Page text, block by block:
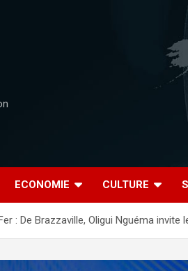
ECONOMIE CULTURE
: De Brazzaville, Oligui Nguéma